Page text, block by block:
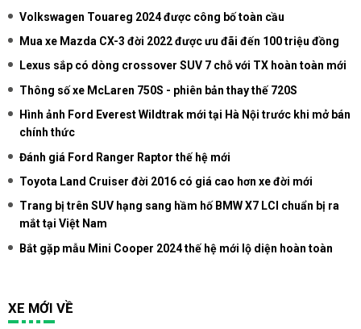
Volkswagen Touareg 2024 được công bố toàn cầu
Mua xe Mazda CX-3 đời 2022 được ưu đãi đến 100 triệu đồng
Lexus sắp có dòng crossover SUV 7 chỗ với TX hoàn toàn mới
Thông số xe McLaren 750S - phiên bản thay thế 720S
Hình ảnh Ford Everest Wildtrak mới tại Hà Nội trước khi mở bán
chính thức
Đánh giá Ford Ranger Raptor thế hệ mới
Toyota Land Cruiser đời 2016 có giá cao hơn xe đời mới
Trang bị trên SUV hạng sang hầm hố BMW X7 LCI chuẩn bị ra
mắt tại Việt Nam
Bắt gặp mẫu Mini Cooper 2024 thế hệ mới lộ diện hoàn toàn
XE MỚI VỀ